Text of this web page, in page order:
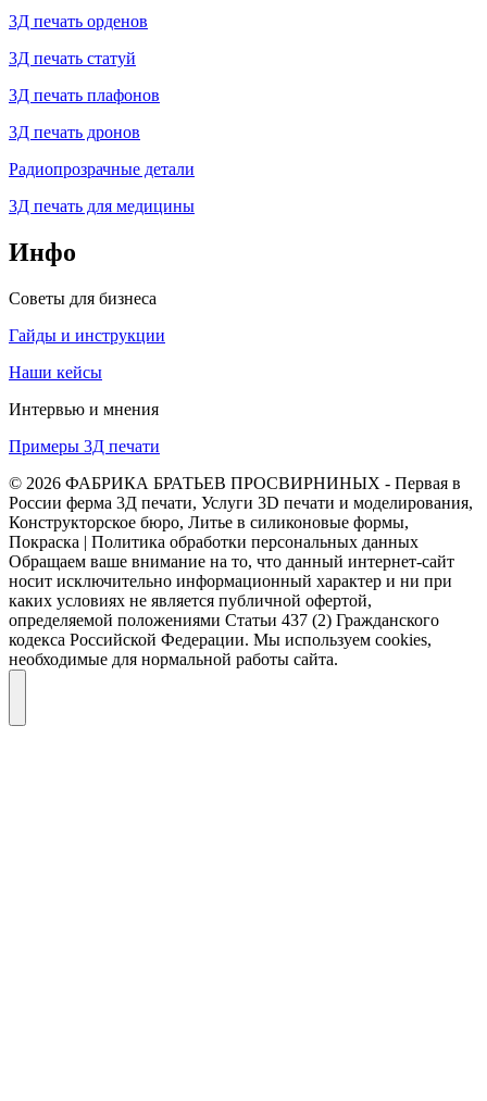
3Д печать орденов
3Д печать статуй
3Д печать плафонов
3Д печать дронов
Радиопрозрачные детали
3Д печать для медицины
Инфо
Советы для бизнеса
Гайды и инструкции
Наши кейсы
Интервью и мнения
Примеры 3Д печати
© 2026 ФАБРИКА БРАТЬЕВ ПРОСВИРНИНЫХ - Первая в
России ферма 3Д печати, Услуги 3D печати и моделирования,
Конструкторское бюро, Литье в силиконовые формы,
Покраска | Политика обработки персональных данных
Обращаем ваше внимание на то, что данный интернет-сайт
носит исключительно информационный характер и ни при
каких условиях не является публичной офертой,
определяемой положениями Статьи 437 (2) Гражданского
кодекса Российской Федерации. Мы используем cookies,
необходимые для нормальной работы сайта.